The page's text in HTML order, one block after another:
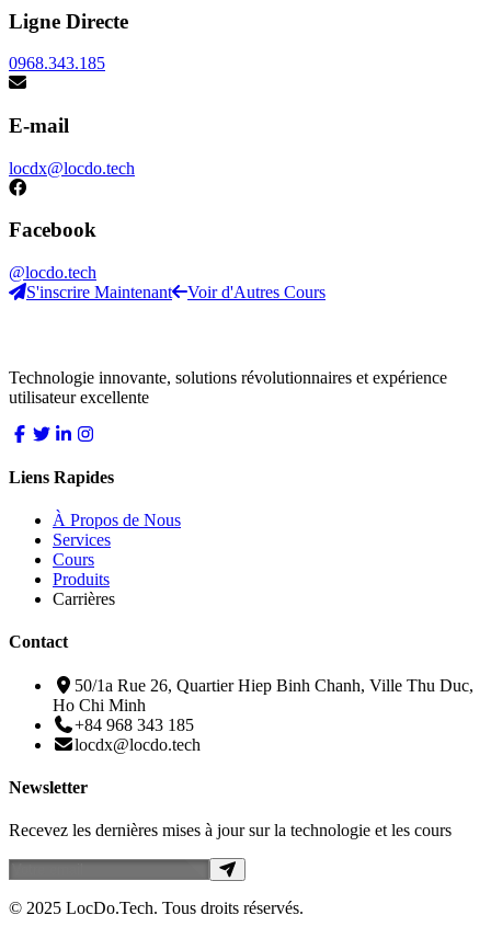
Ligne Directe
0968.343.185
E-mail
locdx@locdo.tech
Facebook
@locdo.tech
S'inscrire Maintenant
Voir d'Autres Cours
Technologie innovante, solutions révolutionnaires et expérience
utilisateur excellente
Liens Rapides
À Propos de Nous
Services
Cours
Produits
Carrières
Contact
50/1a Rue 26, Quartier Hiep Binh Chanh, Ville Thu Duc,
Ho Chi Minh
+84 968 343 185
locdx@locdo.tech
Newsletter
Recevez les dernières mises à jour sur la technologie et les cours
© 2025 LocDo.Tech. Tous droits réservés.